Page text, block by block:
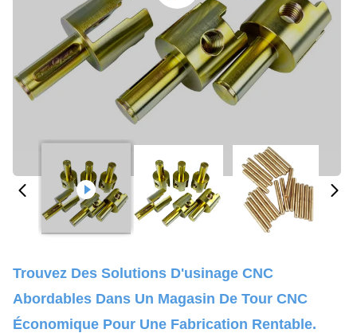
Trouvez Des Solutions D'usinage CNC
Abordables Dans Un Magasin De Tour CNC
Économique Pour Une Fabrication Rentable.